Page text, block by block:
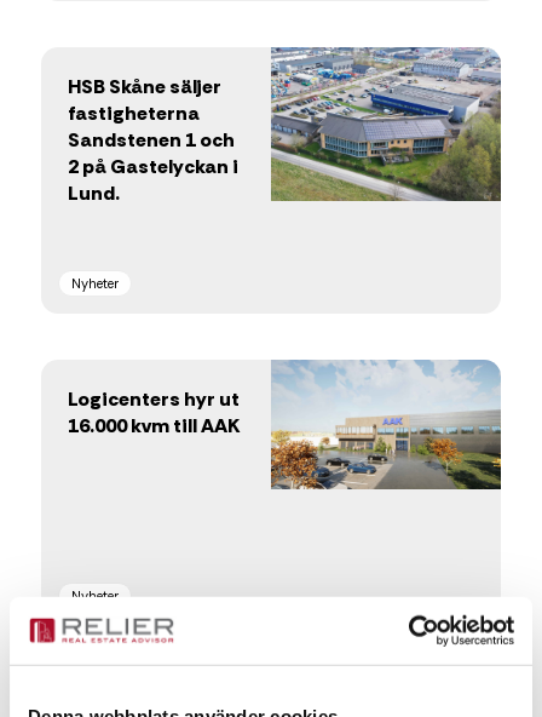
HSB Skåne säljer
fastigheterna
Sandstenen 1 och
2 på Gastelyckan i
Lund.
Nyheter
Logicenters hyr ut
16.000 kvm till AAK
Nyheter
Lokaluthyrare –